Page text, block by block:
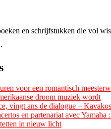
en schrijfstukken die vol
voor een romantisch
droom muziek wordt
vingt ans de dialogue –
en partenariat avec
in nieuw licht